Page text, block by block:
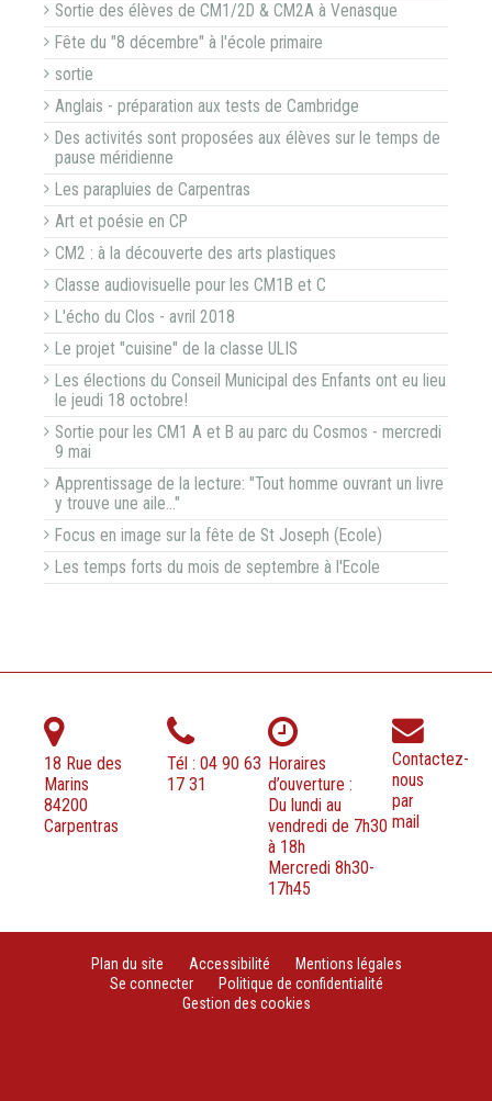
Sortie des élèves de CM1/2D & CM2A à Venasque
Fête du "8 décembre" à l'école primaire
sortie
Anglais - préparation aux tests de Cambridge
Des activités sont proposées aux élèves sur le temps de
pause méridienne
Les parapluies de Carpentras
Art et poésie en CP
CM2 : à la découverte des arts plastiques
Classe audiovisuelle pour les CM1B et C
L'écho du Clos - avril 2018
Le projet "cuisine" de la classe ULIS
Les élections du Conseil Municipal des Enfants ont eu lieu
le jeudi 18 octobre!
Sortie pour les CM1 A et B au parc du Cosmos - mercredi
9 mai
Apprentissage de la lecture: "Tout homme ouvrant un livre
y trouve une aile…"
Focus en image sur la fête de St Joseph (Ecole)
Les temps forts du mois de septembre à l'Ecole
18 Rue des
Marins
84200
Carpentras
Tél : 04 90 63
17 31
Horaires
d’ouverture :
Du lundi au
vendredi de 7h30
à 18h
Mercredi 8h30-
17h45
Contactez-
nous
par
mail
Plan du site Accessibilité
Mentions légales
Se connecter
Politique de confidentialité
Gestion des cookies